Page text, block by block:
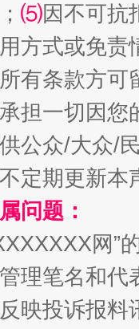
⑸因不可抗
方式或免责
有条款方
担一切因
公众/大众/
定期更新本
问题：
网”
理笔名和
映投诉报